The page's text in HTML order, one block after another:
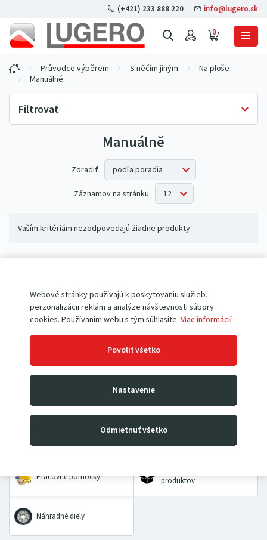
Webové stránky používajú k poskytovaniu služieb,
perzonalizácii reklám a analýze návštevnosti súbory
cookies. Používaním webu s tým súhlasíte. Viac informácií
Povoliť všetko
Nastavenie
Odmietnuť všetko
0
(+421) 233 888 220 info@lugero.sk
Průvodce výběrem S něčím jiným
Na ploše
Manuálně
Filtrovať
Manuálně
Zoradiť
Záznamov na stránku
Vaším kritériám nezodpovedajú žiadne produkty
Paletové vozíky Vysokozdvižné vozíky
Prepravné a dvojkolesové Priemyselné vážiace
Pracovné pomôcky produktov
Náhradné diely